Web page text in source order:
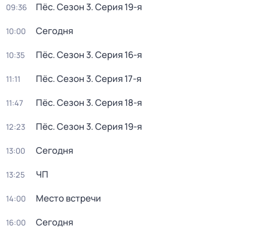
09:36 Пёс. Сезон 3. Серия 19-я
10:00 Сегодня
10:35 Пёс. Сезон 3. Серия 16-я
11:11 Пёс. Сезон 3. Серия 17-я
11:47 Пёс. Сезон 3. Серия 18-я
12:23 Пёс. Сезон 3. Серия 19-я
13:00 Сегодня
13:25 ЧП
14:00 Место встречи
16:00 Сегодня